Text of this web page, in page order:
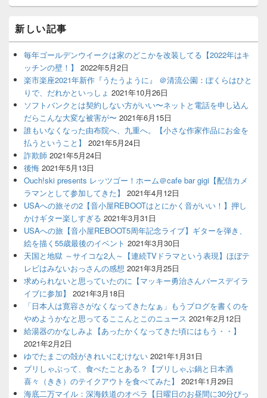
新しい記事
毎年ゴールデンウイークは家のどこかを改装してる【2022年はキ
ッチンの壁！】
2022年5月2日
楽市楽座2021年新作『うたうように』 ＠清流公園：ぼくらはひと
りで、だれかといっしょ 2021年10月26日
ソフトバンクとは契約しない方がいい〜ネットと電話を申し込ん
だらこんな大変な被害が〜 2021年6月15日
誰もいなくなった由布院へ、九重へ。【小さな作家作品にお金を
払うということ】
2021年5月24日
詐欺師 2021年5月24日
後悔 2021年5月13日
Ouch!ski presents レッツゴー！ホーム＠cafe bar gigi【配信カメ
ラマンとして参加してきた】
2021年4月12日
USAへの旅その2【音小屋REBOOTはとにかく音がいい！】押し
かけギター楽しすぎる 2021年3月31日
USAへの旅【音小屋REBOOT5周年記念ライブ】ギターを弾き、
絵を描く55歳最後のイベント 2021年3月30日
天国と地獄 ～サイコな2人～【連続TVドラマという表現】ほぼテ
レビはみないおっさんの感想 2021年3月25日
求められないと思っていたのに【マッキー勇治さんバースデイラ
イブに参加】
2021年3月18日
「日本人は寛容さがなくなってきたなぁ」もうブログを書くのを
やめようかなと思ってるここんとこのニュース 2021年2月12日
給湯器のかなしみよ【あったかくなってきた頃にはもう・・】
2021年2月2日
ゆでたまごの殻がきれいにむけない 2021年1月31日
ブリしゃぶって、食べたことある？【ブリしゃぶ鍋と日本酒
喜々（きき）のテイクアウトを食べてみた】
2021年1月29日
海底二万マイル：深海鉄道のオペラ【日曜日のお昼間に30分びっ